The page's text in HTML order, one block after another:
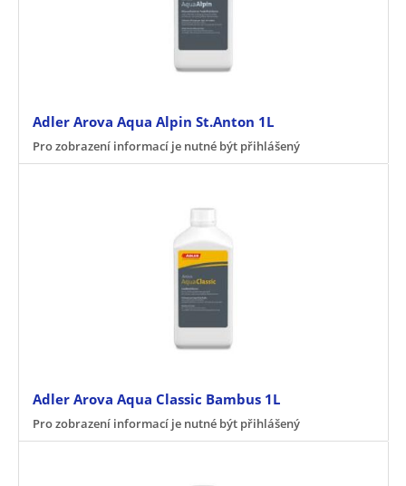
Adler Arova Aqua Alpin St.Anton 1L
Pro zobrazení informací je nutné být přihlášený
Adler Arova Aqua Classic Bambus 1L
Pro zobrazení informací je nutné být přihlášený